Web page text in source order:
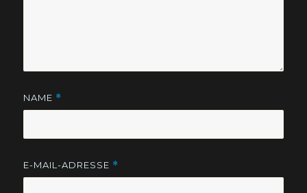
NAME *
E-MAIL-ADRESSE *